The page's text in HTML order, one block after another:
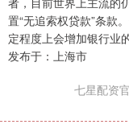
置“无追索权贷款”条款
定程度上会增加银行业
发布于：上海市
七星配资